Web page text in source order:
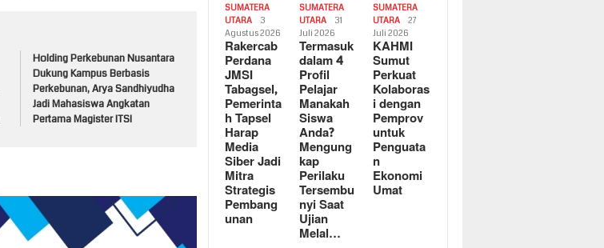
Holding Perkebunan Nusantara
Dukung Kampus Berbasis
Perkebunan, Arya Sandhiyudha
Jadi Mahasiswa Angkatan
Pertama Magister ITSI
SUMATERA
UTARA
3
Agustus 2026
Rakercab
Perdana
JMSI
Tabagsel,
Pemerinta
h Tapsel
Harap
Media
Siber Jadi
Mitra
Strategis
Pembang
unan
SUMATERA
UTARA
31
Juli 2026
Termasuk
dalam 4
Profil
Pelajar
Manakah
Siswa
Anda?
Mengung
kap
Perilaku
Tersembu
nyi Saat
Ujian
Melal…
SUMATERA
UTARA
27
Juli 2026
KAHMI
Sumut
Perkuat
Kolaboras
i dengan
Pemprov
untuk
Penguata
n
Ekonomi
Umat